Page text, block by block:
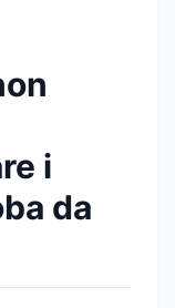
i
da